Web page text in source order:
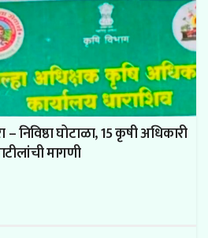
निविष्ठा घोटाळा, 15 कृषी अधिकारी
मागणी